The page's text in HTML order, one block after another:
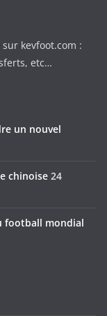
kevfoot.com :
etc…
un nouvel
chinoise 24
football mondial